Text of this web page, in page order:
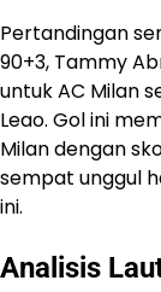
Pertandingan
90+3, Tammy
untuk AC Milan
Leao. Gol ini
Milan dengan
sempat unggul
ini.
Analisis